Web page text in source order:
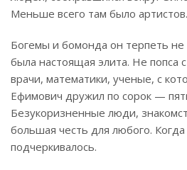
Меньше всего там было артистов.
Богемы и бомонда он терпеть не
была настоящая элита. Не попса
врачи, математики, ученые, с
Ефимович дружил по сорок —
Безукоризненные люди,
большая честь для любого.
подчеркивалось.